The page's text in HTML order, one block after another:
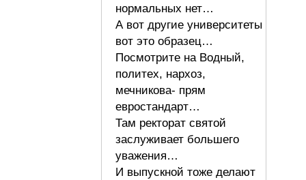
нормальных нет…
А вот другие университеты
вот это образец…
Посмотрите на Водный,
политех, нархоз,
мечникова- прям
евростандарт…
Там ректорат святой
заслуживает большего
уважения…
И выпускной тоже делают